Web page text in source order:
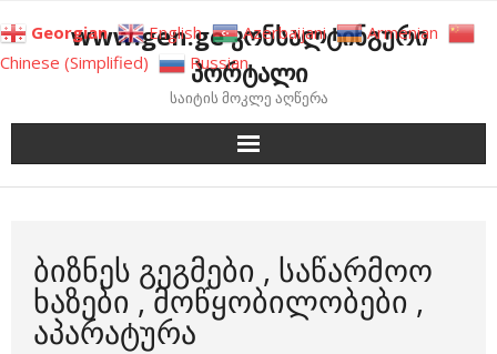
to
content
www.gen.ge კონსალტინგური
პორტალი
საიტის მოკლე აღწერა
ᲑᲘᲖᲜᲔᲡ ᲒᲔᲒᲛᲔᲑᲘ , ᲡᲐᲬᲐᲠᲛᲝᲝ
ᲮᲐᲖᲔᲑᲘ , ᲛᲝᲬᲧᲝᲑᲘᲚᲝᲑᲔᲑᲘ ,
ᲐᲞᲐᲠᲐᲢᲣᲠᲐ
Georgian English Azerbaijani
Armenian
Chinese (Simplified)
Russian